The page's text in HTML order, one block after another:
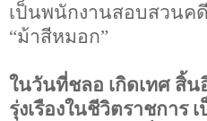
เป็นพนักงานสอบสวนค
“ม้าสีหมอก”
ในวันที่ชลอ เกิดเทศ สิ้
รุ่งเรืองในชีวิตราชการ